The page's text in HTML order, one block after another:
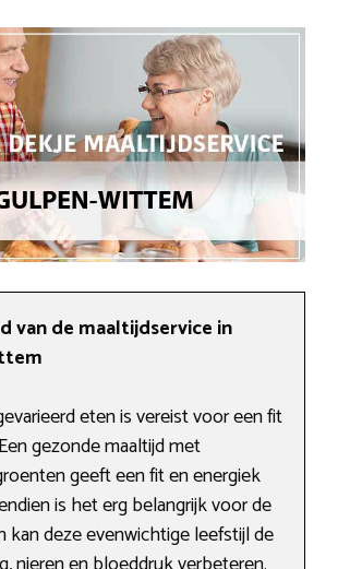
van de maaltijdservice in
eten is vereist voor een fit
gezonde maaltijd met
geeft een fit en energiek
is het erg belangrijk voor de
kan deze evenwichtige leefstijl de